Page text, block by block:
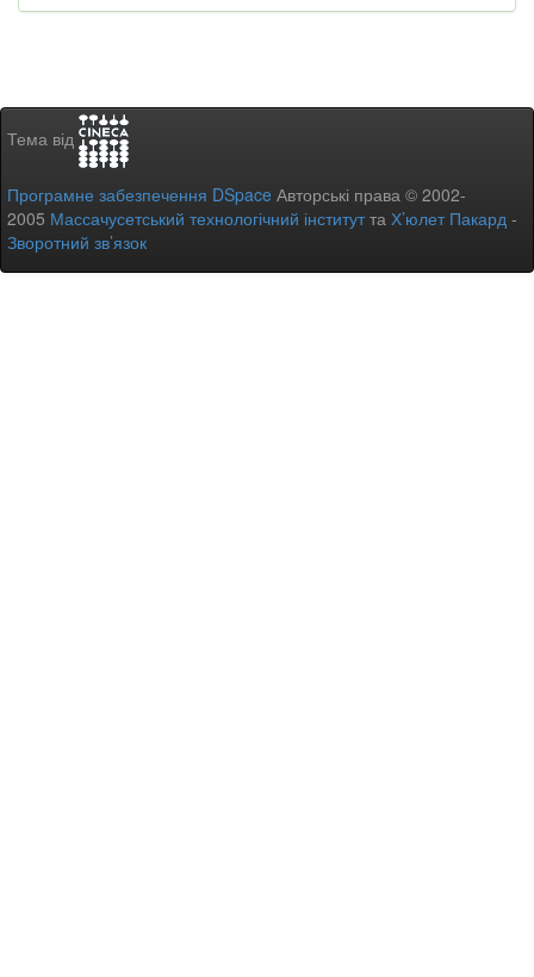
Тема від
Програмне забезпечення DSpace Авторські права © 2002-
2005 Массачусетський технологічний інститутта Х’юлет Пакард -
Зворотний зв’язок